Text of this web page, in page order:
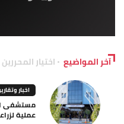
آخر المواضيع اختيار المحررين
اخبار
عملية